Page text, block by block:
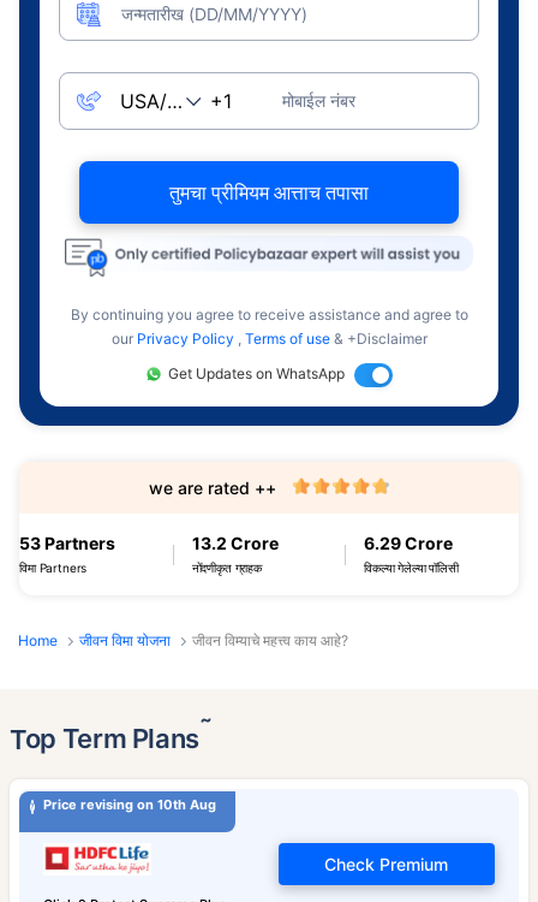
जन्मतारीख (DD/MM/YYYY)
मोबाईल नंबर
तुमचा प्रीमियम आत्ताच तपासा
By continuing you agree to receive assistance and agree to
our Privacy Policy , Terms of use & +Disclaimer
Get Updates on WhatsApp
53 Partners
विमा Partners
13.2 Crore
नोंदणीकृत ग्राहक
6.29 Crore
विकल्या गेलेल्या पॉलिसी
we are rated ++
Home जीवन विमा योजना जीवन विम्याचे महत्त्व काय आहे?
Top Term Plans˜
Price revising on 10th Aug
Check Premium